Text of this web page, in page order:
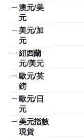
— 澳元/美
元
— 美元/加
元
— 紐西蘭
元/美元
— 歐元/英
鎊
— 歐元/日
元
— 美元指數
現貨